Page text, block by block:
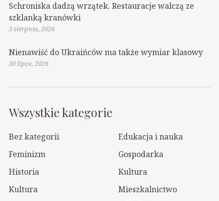
Schroniska dadzą wrzątek. Restauracje walczą ze
szklanką kranówki
3 sierpnia, 2026
Nienawiść do Ukraińców ma także wymiar klasowy
30 lipca, 2026
Wszystkie kategorie
Bez kategorii
Edukacja i nauka
Feminizm
Gospodarka
Historia
Kultura
Kultura
Mieszkalnictwo